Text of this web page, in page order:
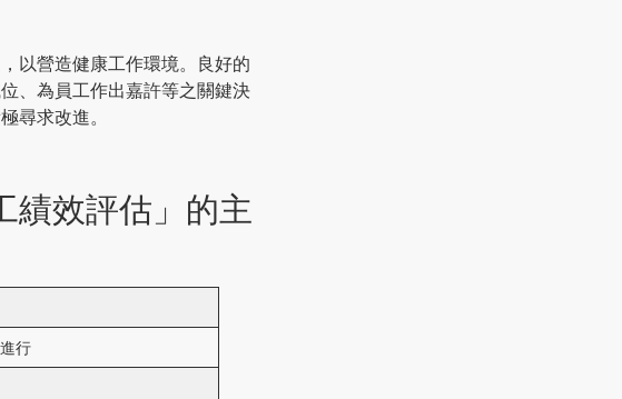
以營造健康工作環境。良好的
、為員工作出嘉許等之關鍵決
尋求改進。
績效評估」的主
行